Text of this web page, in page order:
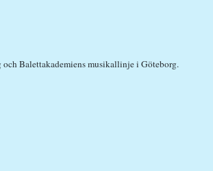
Balettakademiens musikallinje i Göteborg.